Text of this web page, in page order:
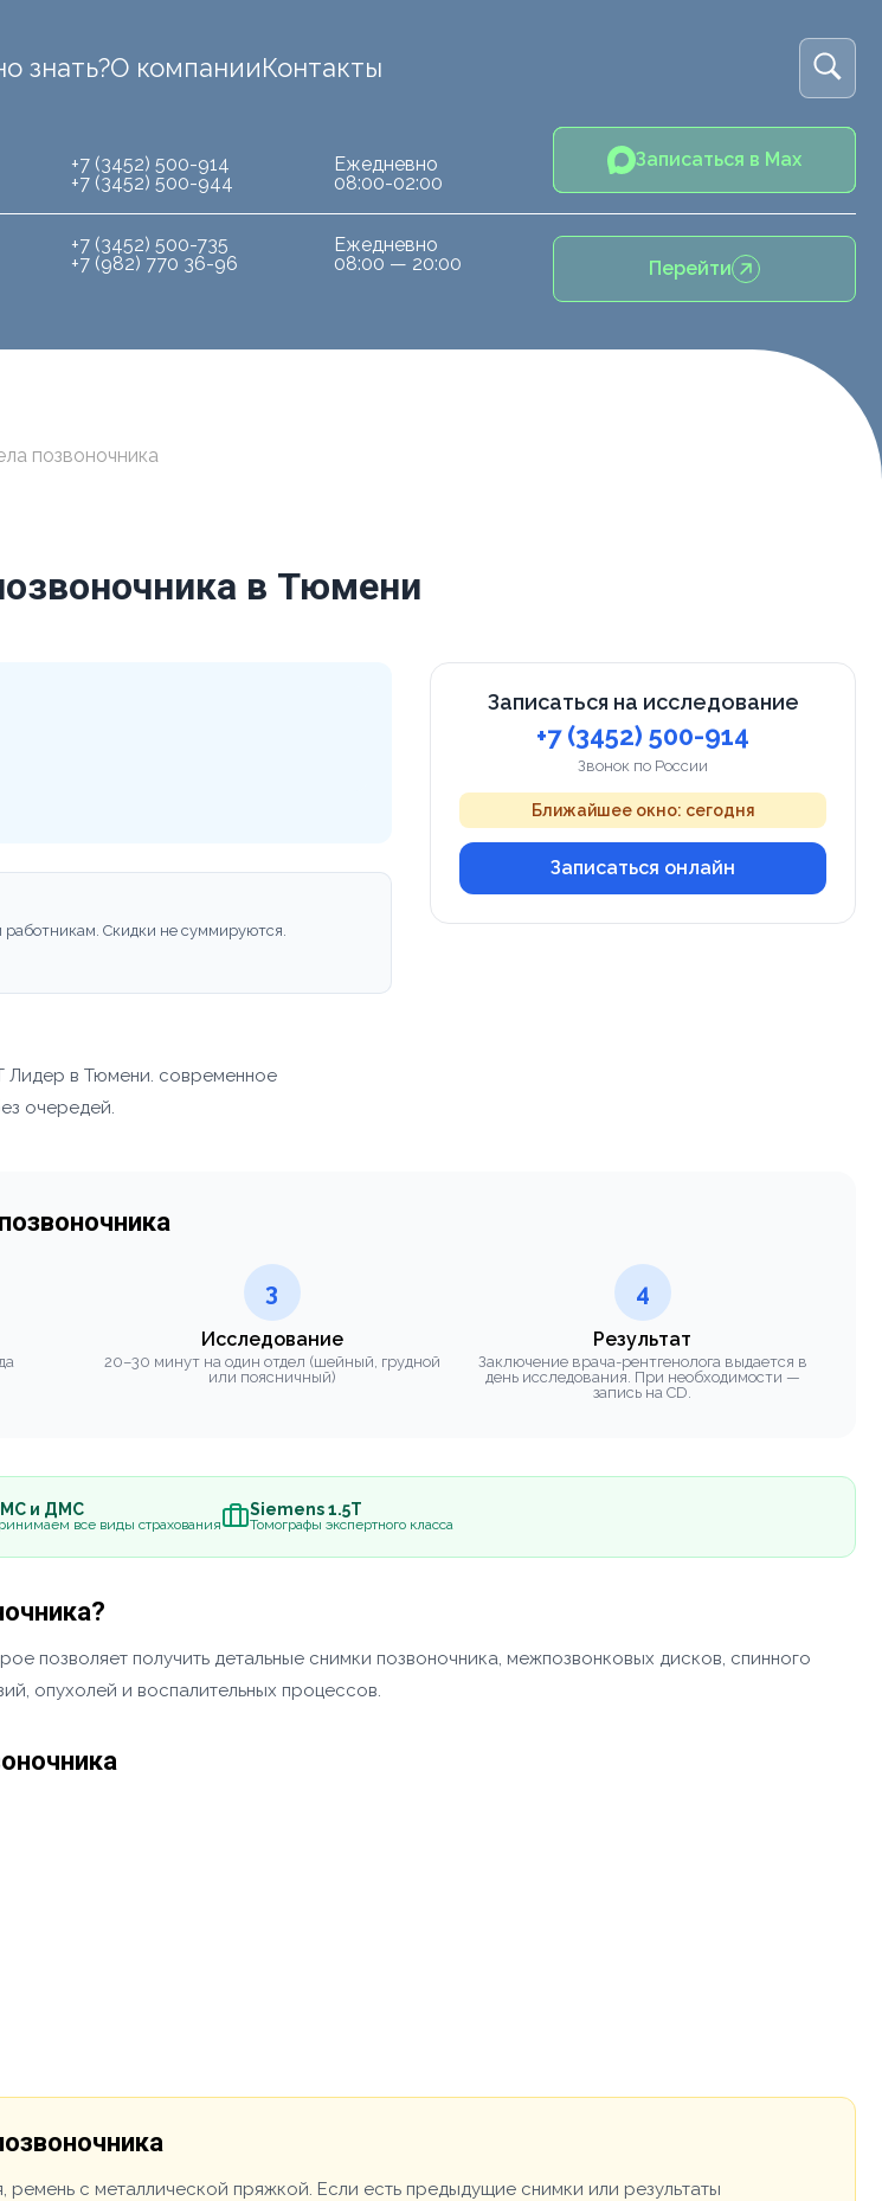
знать?О компанииКонтакты
+7 (3452) 500-914
+7 (3452) 500-944
+7 (3452) 500-735
+7 (982) 770 36-96
Ежедневно
08:00-02:00
Ежедневно
08:00 — 20:00
Записаться в Max
Перейти
позвоночника
в Тюмени
Скидки не суммируются.
Лидер в Тюмени. современное
очередей.
Записаться на исследование
+7 (3452) 500-914
Звонок по России
Ближайшее окно: сегодня
Записаться онлайн
3
Исследование
20–30 минут на один отдел (шейный, грудной
или поясничный)
4
Результат
Заключение врача-рентгенолога выдается в
день исследования. При необходимости —
запись на CD.
и ДМС
все виды страхования
Siemens 1.5Т
Томографы экспертного класса
позволяет получить детальные снимки позвоночника, межпозвонковых дисков, спинного
опухолей и воспалительных процессов.
с металлической пряжкой. Если есть предыдущие снимки или результаты